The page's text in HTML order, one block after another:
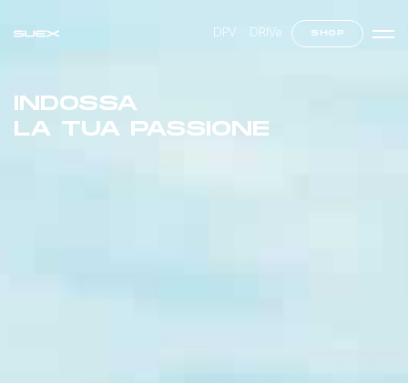
DPV DRIVe SHOP
INDOSSA
LA TUA PASSIONE